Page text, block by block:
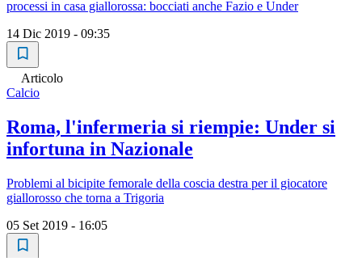
processi in casa giallorossa: bocciati anche Fazio e Under
14 Dic 2019 - 09:35
Articolo
Calcio
Roma, l'infermeria si riempie: Under si
infortuna in Nazionale
Problemi al bicipite femorale della coscia destra per il giocatore
giallorosso che torna a Trigoria
05 Set 2019 - 16:05